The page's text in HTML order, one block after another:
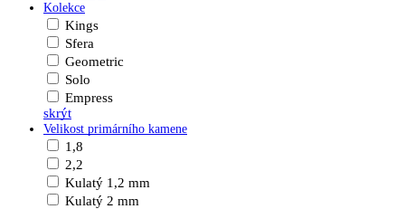
Kolekce
Kings
Sfera
Geometric
Solo
Empress
skrýt
Velikost primárního kamene
1,8
2,2
Kulatý 1,2 mm
Kulatý 2 mm